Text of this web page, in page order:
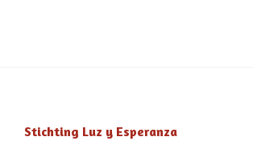
Stichting Luz y Esperanza